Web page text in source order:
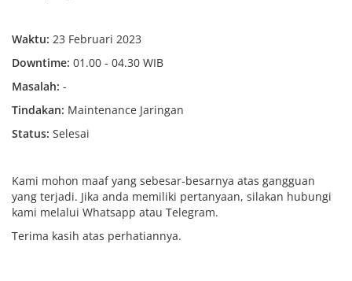
Waktu: 23 Februari 2023
Downtime: 01.00 - 04.30 WIB
Masalah: -
Tindakan: Maintenance Jaringan
Status: Selesai
Kami mohon maaf yang sebesar-besarnya atas gangguan
yang terjadi. Jika anda memiliki pertanyaan, silakan hubungi
kami melalui Whatsapp atau Telegram.
Terima kasih atas perhatiannya.